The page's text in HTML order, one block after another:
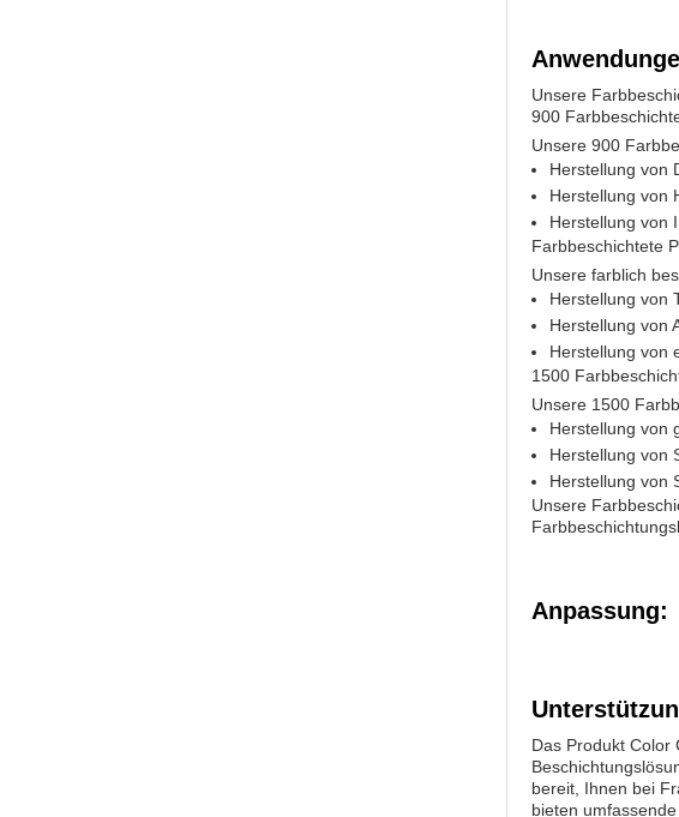
Unsere
900
Unsere 900
Herstellung von
Herstellung von
Herstellung von
Farbbeschichtete
Unsere farblich
Herstellung von
Herstellung von
Herstellung von
1500
Unsere 1500
Herstellung von
Herstellung von
Herstellung von
Unsere
Anpassung:
Das Produkt Color
bereit, Ihnen bei
bieten